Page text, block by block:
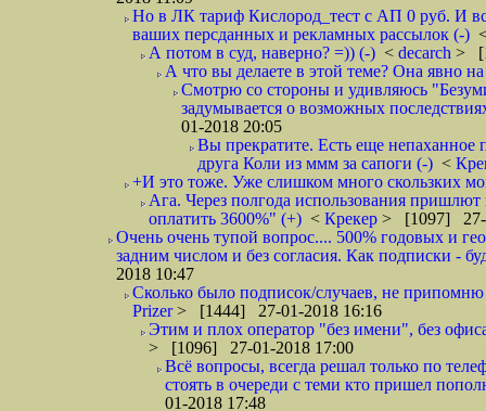
Но в ЛК тариф Кислород_тест с АП 0 руб. И
ваших персданных и рекламных рассылок (-)
А потом в суд, наверно? =)) (-) < decarch >
А что вы делаете в этой теме? Она явно
Смотрю со стороны и удивляюсь
задумывается о возможных
01-2018 20:05
Вы прекратите. Есть еще непаханное
друга Коли из ммм за сапоги (-) <
+И это тоже. Уже слишком много скользких
Ага. Через полгода использования
оплатить 3600%" (+) < Крекер > [1097] 27-
Очень очень тупой вопрос.... 500% годовых и
задним числом и без согласия. Как подписки -
2018 10:47
Сколько было подписок/случаев, не
Prizer> [1444] 27-01-2018 16:16
Этим и плох оператор "без имени", без
> [1096] 27-01-2018 17:00
Всё вопросы, всегда решал только по
стоять в очереди с теми кто пришел
01-2018 17:48